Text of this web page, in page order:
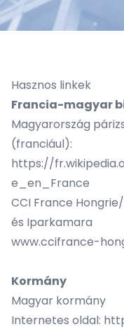
Hasznos linkek
Francia-magyar
Magyarország
(franciául):
https://
e_en_France
CCI France
és Iparkamara
www.ccifrance-
Kormány
Magyar kormány
Internetes oldal: